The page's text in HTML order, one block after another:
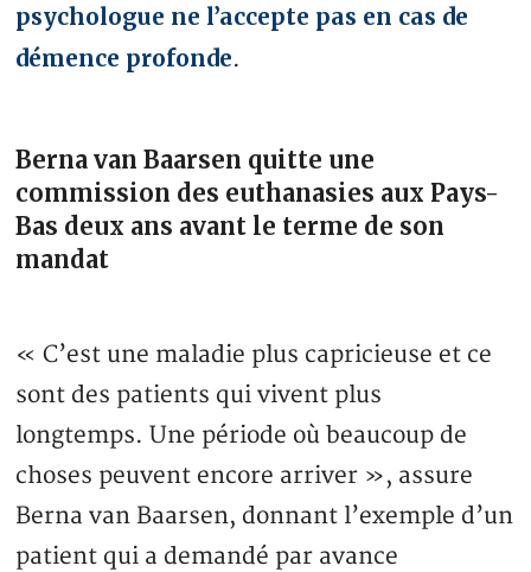
psychologue ne l’accepte pas en cas de
démence profonde.
Berna van Baarsen quitte une
commission des euthanasies aux Pays-
Bas deux ans avant le terme de son
mandat
« C’est une maladie plus capricieuse et ce
sont des patients qui vivent plus
longtemps. Une période où beaucoup de
choses peuvent encore arriver », assure
Berna van Baarsen, donnant l’exemple d’un
patient qui a demandé par avance